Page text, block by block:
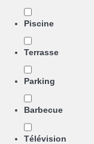
Piscine
Terrasse
Parking
Barbecue
Télévision